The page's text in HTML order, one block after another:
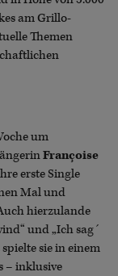
am Grillo-
Themen
um
Françoise
erste Single
Mal und
hierzulande
und „Ich sag´
sie in einem
– inklusive